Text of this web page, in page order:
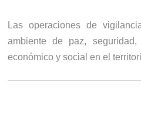
Las operaciones de
ambiente de paz,
económico y social en el